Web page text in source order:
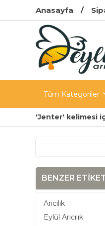
Anasayfa
Tüm Kategoriler
'Jenter' kelimesi
BENZER
Arıcılık
Eylül Arıcılık